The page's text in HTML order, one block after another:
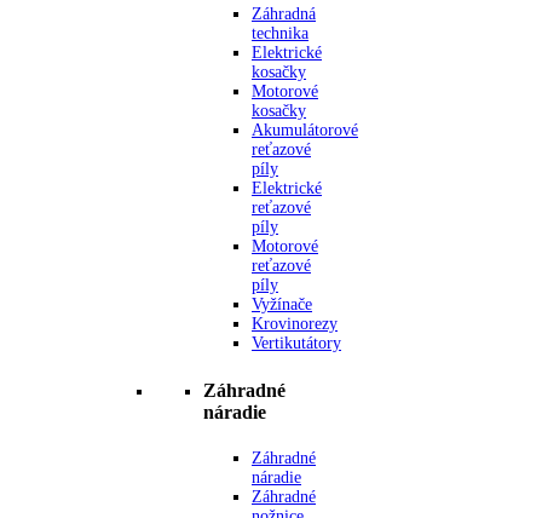
Záhradná
technika
Elektrické
kosačky
Motorové
kosačky
Akumulátorové
reťazové
píly
Elektrické
reťazové
píly
Motorové
reťazové
píly
Vyžínače
Krovinorezy
Vertikutátory
Záhradné
náradie
Záhradné
náradie
Záhradné